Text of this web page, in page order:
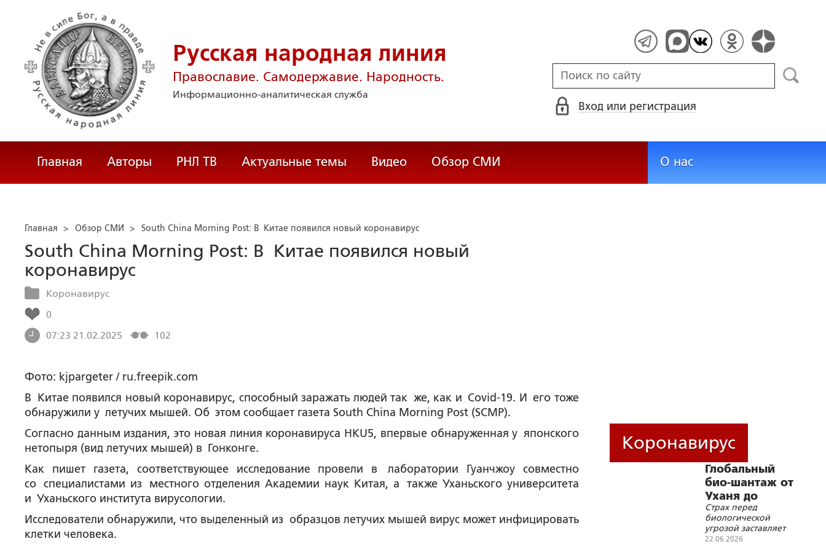
Русская народная линия
Православие. Самодержавие. Народность.
Информационно-аналитическая служба
Вход или регистрация
Главная Авторы РНЛ ТВ Актуальные темы Видео Обзор СМИ О нас
Главная > Обзор СМИ > South China Morning Post: В Китае появился новый коронавирус
South China Morning Post: В Китае появился новый
коронавирус
Коронавирус
0
07:23 21.02.2025
102
Фото: kjpargeter / ru.freepik.com
В Китае появился новый коронавирус, способный заражать людей так же, как и Covid-19. И его тоже
обнаружили у летучих мышей. Об этом сообщает газета South China Morning Post (SCMP).
Согласно данным издания, это новая линия коронавируса HKU5, впервые обнаруженная у японского
нетопыря (вид летучих мышей) в Гонконге.
Как пишет газета, соответствующее исследование провели в лаборатории Гуанчжоу совместно
со специалистами из местного отделения Академии наук Китая, а также Уханьского университета
и Уханьского института вирусологии.
Исследователи обнаружили, что выделенный из образцов летучих мышей вирус может инфицировать
клетки человека.
Коронавирус
Глобальный
био-шантаж от
Уханя до
Украины
Страх перед
биологической
угрозой заставляет
людей добровольно
22.06.2026